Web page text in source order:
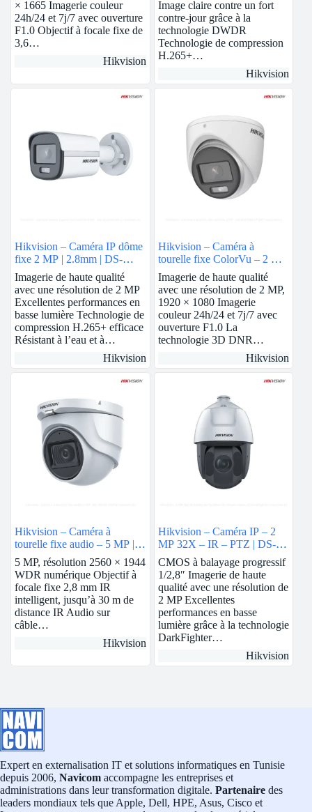
× 1665 Imagerie couleur
24h/24 et 7j/7 avec ouverture
F1.0 Objectif à focale fixe de
3,6…
Hikvision
Image claire contre un fort
contre-jour grâce à la
technologie DWDR
Technologie de compression
H.265+…
Hikvision
Hikvision – Caméra IP dôme
fixe 2 MP | 2.8mm | DS-
2CD1123G0E-I
Imagerie de haute qualité
avec une résolution de 2 MP
Excellentes performances en
basse lumière Technologie de
compression H.265+ efficace
Résistant à l’eau et à…
Hikvision
Hikvision – Caméra à
tourelle fixe ColorVu – 2 MP
| DS-2CE70DF0T-MF
Imagerie de haute qualité
avec une résolution de 2 MP,
1920 × 1080 Imagerie
couleur 24h/24 et 7j/7 avec
ouverture F1.0 La
technologie 3D DNR…
Hikvision
Hikvision – Caméra à
tourelle fixe audio – 5 MP |
DS-76H0T-ITMFS
5 MP, résolution 2560 × 1944
WDR numérique Objectif à
focale fixe 2,8 mm IR
intelligent, jusqu’à 30 m de
distance IR Audio sur
câble…
Hikvision
Hikvision – Caméra IP – 2
MP 32X – IR – PTZ | DS-
2DE5232IW-AE
CMOS à balayage progressif
1/2,8″ Imagerie de haute
qualité avec une résolution de
2 MP Excellentes
performances en basse
lumière grâce à la technologie
DarkFighter…
Hikvision
Expert en externalisation IT et solutions informatiques en Tunisie
depuis 2006, Navicom accompagne les entreprises et
administrations dans leur transformation digitale. Partenaire des
leaders mondiaux tels que Apple, Dell, HPE, Asus, Cisco et